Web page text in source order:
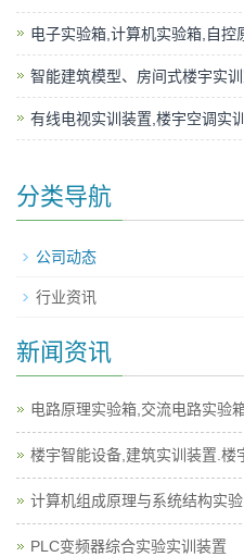
电子实验箱,计算机实验箱,自控
智能建筑模型、房间式楼宇实
有线电视实训装置,楼宇空调实
分类导航
公司动态
行业资讯
新闻资讯
电路原理实验箱,交流电路实验
楼宇智能设备,建筑实训装置.楼
计算机组成原理与系统结构实
PLC变频器综合实验实训装置